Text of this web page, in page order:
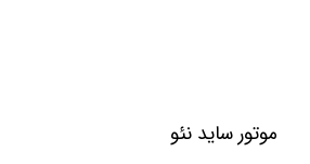
موتور ساید نئو